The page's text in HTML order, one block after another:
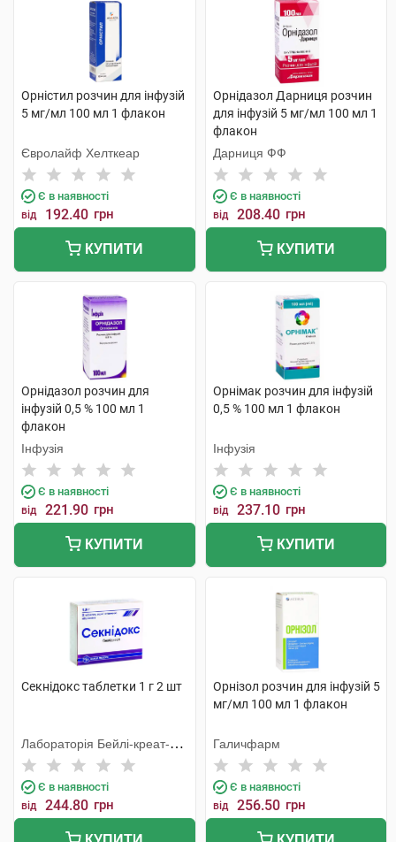
Орністил розчин для інфузій
5 мг/мл 100 мл 1 флакон
Євролайф Хелткеар
Є в наявності
від 192.40 грн
КУПИТИ
Орнідазол Дарниця розчин
для інфузій 5 мг/мл 100 мл 1
флакон
Дарниця ФФ
Є в наявності
від 208.40 грн
КУПИТИ
Орнідазол розчин для
інфузій 0,5 % 100 мл 1
флакон
Інфузія
Є в наявності
від 221.90 грн
КУПИТИ
Орнімак розчин для інфузій
0,5 % 100 мл 1 флакон
Інфузія
Є в наявності
від 237.10 грн
КУПИТИ
Секнідокс таблетки 1 г 2 шт
Лабораторія Бейлі-креат-
Вернуйє
Є в наявності
від 244.80 грн
Орнізол розчин для інфузій 5
мг/мл 100 мл 1 флакон
Галичфарм
Є в наявності
від 256.50 грн